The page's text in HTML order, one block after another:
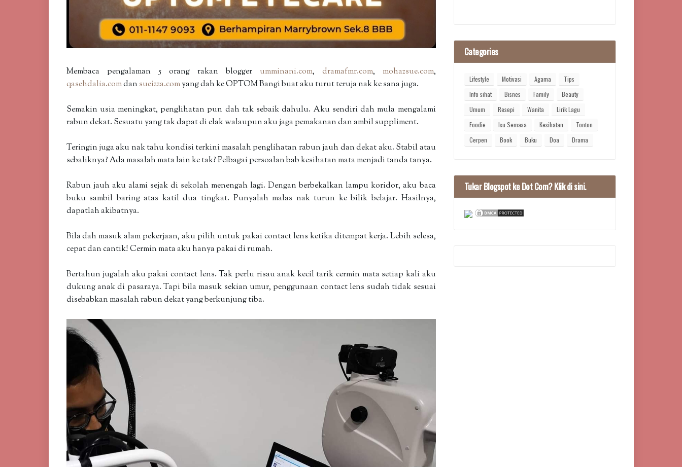
Membaca pengalaman 5 orang rakan blogger umminani.com, dramafmr.com, mohazsue.com,
qasehdalia.comdan sueizza.comyang dah ke OPTOM Bangi buat aku turut teruja nak ke sana juga.
Semakin usia meningkat, penglihatan pun dah tak sebaik dahulu. Aku sendiri dah mula mengalami
rabun dekat. Sesuatu yang tak dapat di elak walaupun aku jaga pemakanan dan ambil suppliment.
Teringin juga aku nak tahu kondisi terkini masalah penglihatan rabun jauh dan dekat aku. Stabil atau
sebaliknya? Ada masalah mata lain ke tak? Pelbagai persoalan bab kesihatan mata menjadi tanda tanya.
Rabun jauh aku alami sejak di sekolah menengah lagi. Dengan berbekalkan lampu koridor, aku baca
buku sambil baring atas katil dua tingkat. Punyalah malas nak turun ke bilik belajar. Hasilnya,
dapatlah akibatnya.
Bila dah masuk alam pekerjaan, aku pilih untuk pakai contact lens ketika ditempat kerja. Lebih selesa,
cepat dan cantik! Cermin mata aku hanya pakai di rumah.
Bertahun jugalah aku pakai contact lens. Tak perlu risau anak kecil tarik cermin mata setiap kali aku
dukung anak di pasaraya. Tapi bila masuk sekian umur, penggunaan contact lens sudah tidak sesuai
disebabkan masalah rabun dekat yang berkunjung tiba.
Categories
Lifestyle Motivasi Agama
Tips
Info sihat
Bisnes Family
Beauty
Umum
Resepi Wanita
Lirik Lagu
Foodie
Isu Semasa Kesihatan
Tonton
Cerpen
Book Buku Doa Drama
Tukar Blogspot ke Dot Com? Klik di sini.